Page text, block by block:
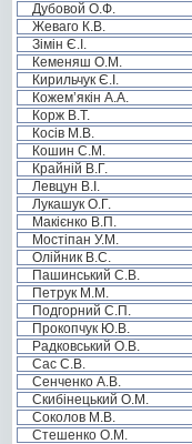
Дубовой О.Ф.
Жеваго К.В.
Зімін Є.І.
Кеменяш О.М.
Кирильчук Є.І.
Кожем’якін А.А.
Корж В.Т.
Косів М.В.
Кошин С.М.
Крайній В.Г.
Левцун В.І.
Лукашук О.Г.
Макієнко В.П.
Мостіпан У.М.
Олійник В.С.
Пашинський С.В.
Петрук М.М.
Подгорний С.П.
Прокопчук Ю.В.
Радковський О.В.
Сас С.В.
Сенченко А.В.
Скибінецький О.М.
Соколов М.В.
Стешенко О.М.